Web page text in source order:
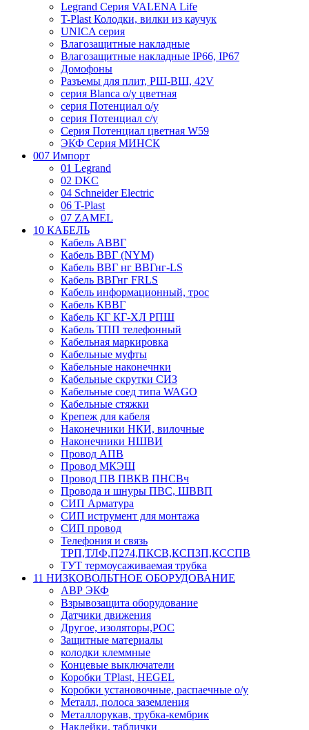
Legrand Серия VALENA Life
T-Plast Колодки, вилки из каучук
UNICA серия
Влагозащитные накладные
Влагозащитные накладные IP66, IP67
Домофоны
Разъемы для плит, РШ-ВШ, 42V
серия Blanca о/у цветная
серия Потенциал о/у
серия Потенциал с/у
Серия Потенциал цветная W59
ЭКФ Серия МИНСК
007 Импорт
01 Legrand
02 DKC
04 Schneider Electric
06 T-Plast
07 ZAMEL
10 КАБЕЛЬ
Кабель АВВГ
Кабель ВВГ (NYM)
Кабель ВВГ нг ВВГнг-LS
Кабель ВВГнг FRLS
Кабель информационный, трос
Кабель КВВГ
Кабель КГ КГ-ХЛ РПШ
Кабель ТПП телефонный
Кабельная маркировка
Кабельные муфты
Кабельные наконечнки
Кабельные скрутки СИЗ
Кабельные соед типа WAGO
Кабельные стяжки
Крепеж для кабеля
Наконечники НКИ, вилочные
Наконечники НШВИ
Провод АПВ
Провод МКЭШ
Провод ПВ ПВКВ ПНСВч
Провода и шнуры ПВС, ШВВП
СИП Арматура
СИП иструмент для монтажа
СИП провод
Телефония и связь
ТРП,ТЛФ,П274,ПКСВ,КСПЗП,КССПВ
ТУТ термоусаживаемая трубка
11 НИЗКОВОЛЬТНОЕ ОБОРУДОВАНИЕ
АВР ЭКФ
Взрывозащита оборудование
Датчики движения
Другое, изоляторы,РОС
Защитные материалы
колодки клеммные
Концевые выключатели
Коробки TPlast, HEGEL
Коробки установочные, распаечные о/у
Металл, полоса заземления
Металлорукав, трубка-кембрик
Наклейки, таблички